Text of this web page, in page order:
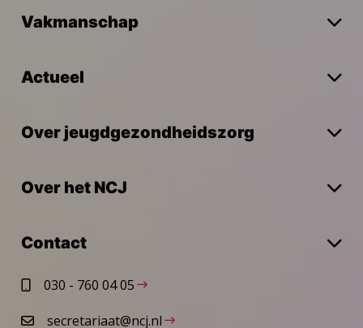
Vakmanschap
Actueel
Over jeugdgezondheidszorg
Over het NCJ
Contact
030 - 760 04 05
secretariaat@ncj.nl